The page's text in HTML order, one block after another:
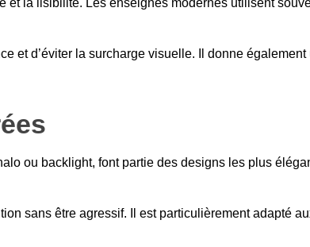
la lisibilité. Les enseignes modernes utilisent
et d’éviter la surcharge visuelle. Il donne
ou backlight, font partie des designs les plus
sans être agressif. Il est particulièrement adapté